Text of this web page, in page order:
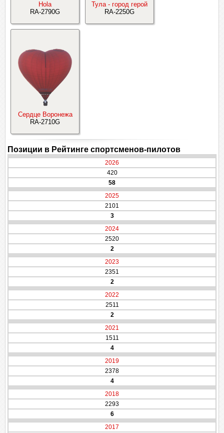
Hola
RA-2790G
Тула - город герой
RA-2250G
Сердце Воронежа
RA-2710G
Позиции в Рейтинге спортсменов-пилотов
2026
420
58
2025
2101
3
2024
2520
2
2023
2351
2
2022
2511
2
2021
1511
4
2019
2378
4
2018
2293
6
2017